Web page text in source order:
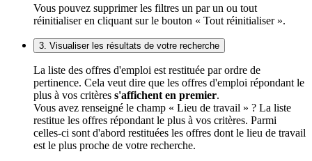
Vous pouvez supprimer les filtres un par un ou tout
réinitialiser en cliquant sur le bouton « Tout réinitialiser ».
3. Visualiser les résultats de votre recherche
La liste des offres d'emploi est restituée par ordre de
pertinence. Cela veut dire que les offres d'emploi répondant le
plus à vos critères s'affichent en premier.
Vous avez renseigné le champ « Lieu de travail » ? La liste
restitue les offres répondant le plus à vos critères. Parmi
celles-ci sont d'abord restituées les offres dont le lieu de travail
est le plus proche de votre recherche.